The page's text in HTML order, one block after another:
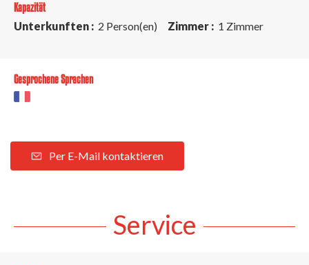
Kapazität
Unterkunften : 2 Person(en) Zimmer : 1 Zimmer
Gesprochene Sprachen
Per E-Mail kontaktieren
Service